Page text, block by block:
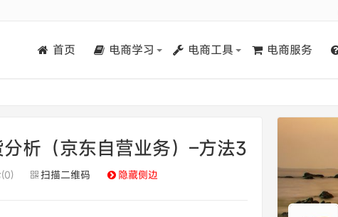
首页 电商学习 电商工具 电商服务
析（京东自营业务）–方法3
扫描二维码 隐藏侧边